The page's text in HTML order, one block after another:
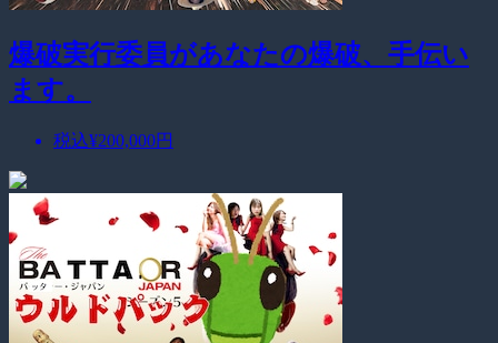
爆破実行委員があなたの爆破、手伝い
ます。
税込¥200,000円